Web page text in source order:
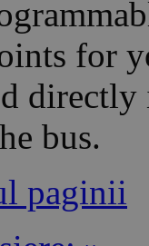
for
bus.
paginii